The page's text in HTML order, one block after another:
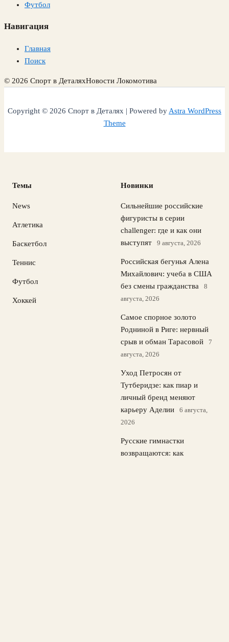
Футбол
Навигация
Главная
Поиск
© 2026 Спорт в ДеталяхНовости Локомотива
Copyright © 2026 Спорт в Деталях | Powered byAstra WordPress
Theme
Темы
News
Атлетика
Баскетбол
Теннис
Футбол
Хоккей
Новинки
Сильнейшие российские
фигуристы в серии
challenger: где и как они
выступят
9 августа, 2026
Российская бегунья Алена
Михайлович: учеба в США
без смены гражданства
8
августа, 2026
Самое спорное золото
Родниной в Риге: нервный
срыв и обман Тарасовой
7
августа, 2026
Уход Петросян от
Тутберидзе: как пиар и
личный бренд меняют
карьеру Аделии
6 августа,
2026
Русские гимнастки
возвращаются: как